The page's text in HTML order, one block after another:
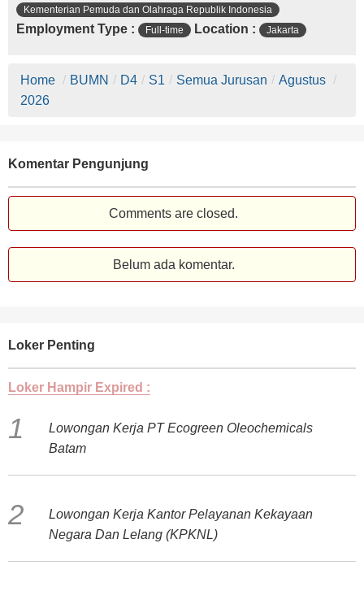
Kementerian Pemuda dan Olahraga Republik Indonesia
Employment Type : Full-time Location : Jakarta
Home / BUMN / D4 / S1 / Semua Jurusan / Agustus /
2026
Komentar Pengunjung
Comments are closed.
Belum ada komentar.
Loker Penting
Loker Hampir Expired :
Lowongan Kerja PT Ecogreen Oleochemicals
Batam
Lowongan Kerja Kantor Pelayanan Kekayaan
Negara Dan Lelang (KPKNL)